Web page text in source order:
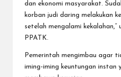
dan ekonomi masyarakat.
korban judi daring melakukan
setelah mengalami
PPATK.
Pemerintah mengimbau agar
iming-iming keuntungan instan